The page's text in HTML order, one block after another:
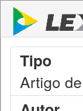
Tipo
Artigo